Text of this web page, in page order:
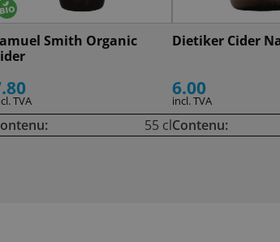
Smith Organic
TVA
55 cl
Dietiker Cider
6.00
incl. TVA
Contenu: